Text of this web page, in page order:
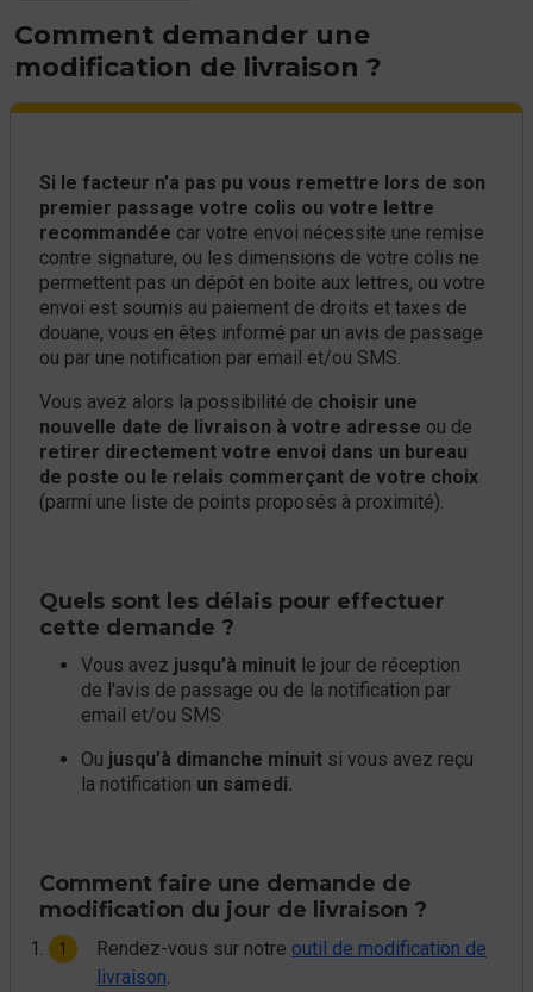
Comment demander une
modification de livraison ?
Si le facteur n’a pas pu vous remettre lors de son
premier passage votre colis ou votre lettre
recommandée car votre envoi nécessite une remise
contre signature, ou les dimensions de votre colis ne
permettent pas un dépôt en boite aux lettres, ou votre
envoi est soumis au paiement de droits et taxes de
douane, vous en êtes informé par un avis de passage
ou par une notification par email et/ou SMS.
Vous avez alors la possibilité de choisir une
nouvelle date de livraison à votre adresse ou de
retirer directement votre envoi dans un bureau
de poste ou le relais commerçant de votre choix
(parmi une liste de points proposés à proximité).
Quels sont les délais pour effectuer
cette demande ?
Vous avez jusqu’à minuit le jour de réception
de l'avis de passage ou de la notification par
email et/ou SMS
Ou jusqu’à dimanche minuit si vous avez reçu
la notification un samedi.
Comment faire une demande de
modification du jour de livraison ?
Rendez-vous sur notre outil de modification de
livraison.